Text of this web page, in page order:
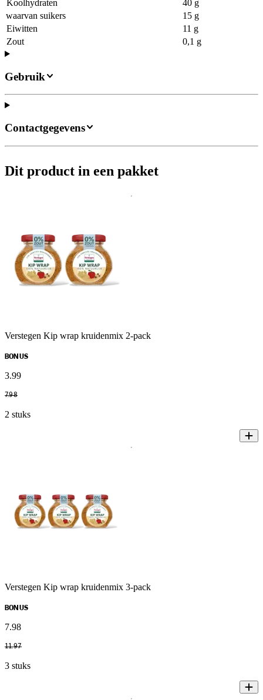
Koolhydraten
40 g
waarvan suikers
15 g
Eiwitten
11 g
Zout
0,1 g
Gebruik
Contactgegevens
Dit product in een pakket
Verstegen Kip wrap kruidenmix 2-pack
BONUS
3.99
7.98
2 stuks
Verstegen Kip wrap kruidenmix 3-pack
BONUS
7.98
11.97
3 stuks